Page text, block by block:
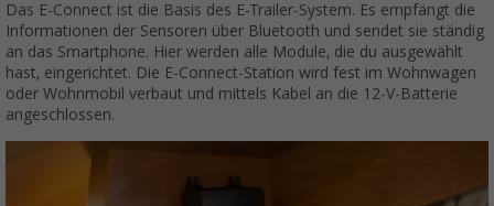
Das E-Connect ist die Basis des E-Trailer-System. Es empfängt die
Informationen der Sensoren über Bluetooth und sendet sie ständig
an das Smartphone. Hier werden alle Module, die du ausgewählt
hast, eingerichtet. Die E-Connect-Station wird fest im Wohnwagen
oder Wohnmobil verbaut und mittels Kabel an die 12-V-Batterie
angeschlossen.